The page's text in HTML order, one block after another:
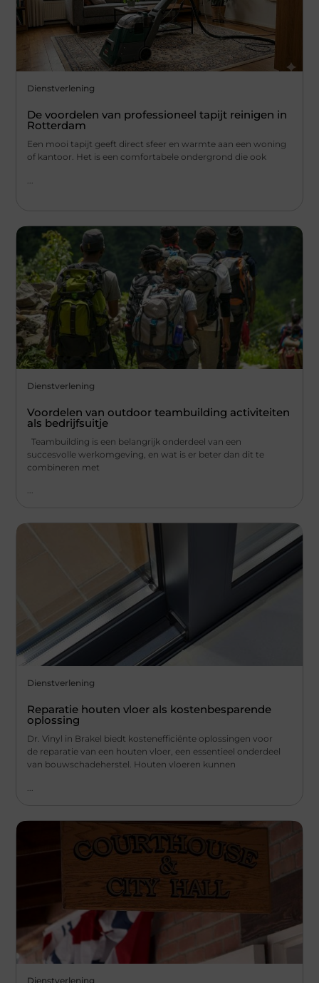
Dienstverlening
De voordelen van professioneel tapijt reinigen in
Rotterdam
Een mooi tapijt geeft direct sfeer en warmte aan een woning
of kantoor. Het is een comfortabele ondergrond die ook
Dienstverlening
Voordelen van outdoor teambuilding activiteiten
als bedrijfsuitje
Teambuilding is een belangrijk onderdeel van een
succesvolle werkomgeving, en wat is er beter dan dit te
combineren met
...
Dienstverlening
Reparatie houten vloer als kostenbesparende
oplossing
Dr. Vinyl in Brakel biedt kostenefficiënte oplossingen voor
de reparatie van een houten vloer, een essentieel onderdeel
van bouwschadeherstel. Houten vloeren kunnen
Dienstverlening